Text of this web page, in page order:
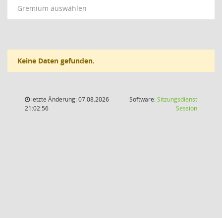
Gremium auswählen
Keine Daten gefunden.
letzte Änderung: 07.08.2026
21:02:56
Software:Sitzungsdienst
Session(Wird in